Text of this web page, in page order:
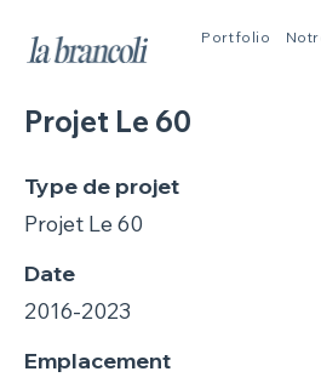
Portfolio
Projet Le 60
Type de projet
Projet Le 60
Date
2016-2023
Emplacement